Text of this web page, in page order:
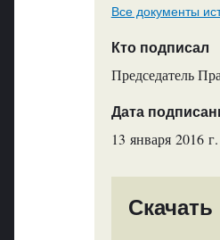
Все документы
Кто подписал
Председатель
Дата
13 января 2016 г.
Скачать